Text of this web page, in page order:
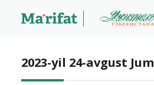
2023-yil 24-avgust